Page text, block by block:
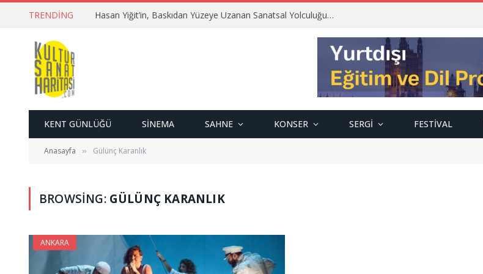
TRENDING Hasan Yiğit’in, Baskıdan Yüzeye Uzanan Sanatsal Yolculuğu…
KENT GÜNLÜĞÜ SINEMA SAHNE KONSER SERGI FESTIVAL
Anasayfa » Gülünç Karanlık
BROWSING: GÜLÜNÇ KARANLIK
ANKARA